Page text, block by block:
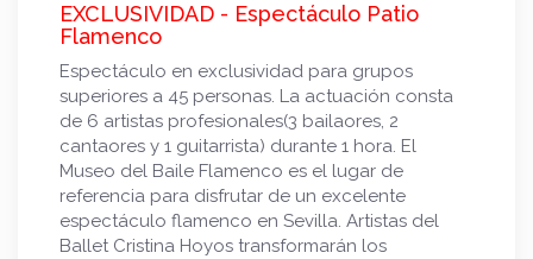
EXCLUSIVIDAD - Espectáculo Patio
Flamenco
Espectáculo en exclusividad para grupos
superiores a 45 personas. La actuación consta
de 6 artistas profesionales(3 bailaores, 2
cantaores y 1 guitarrista) durante 1 hora. El
Museo del Baile Flamenco es el lugar de
referencia para disfrutar de un excelente
espectáculo flamenco en Sevilla. Artistas del
Ballet Cristina Hoyos transformarán los